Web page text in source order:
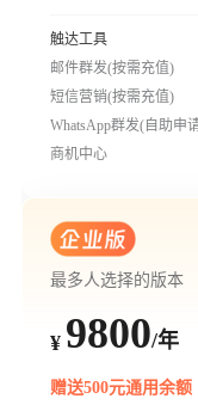
触达工具
邮件群发(按需充值)
短信营销(按需充值)
WhatsApp群发(自助申
商机中心
最多人选择的版本
¥ 9800/年
赠送500元通用余额